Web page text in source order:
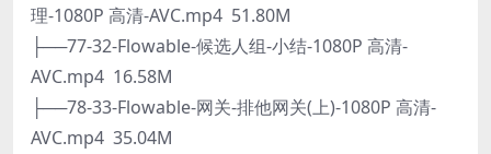
理-1080P 高清-AVC.mp4 51.80M
├──77-32-Flowable-候选人组-小结-1080P 高清-
AVC.mp4 16.58M
├──78-33-Flowable-网关-排他网关(上)-1080P 高清-
AVC.mp4 35.04M